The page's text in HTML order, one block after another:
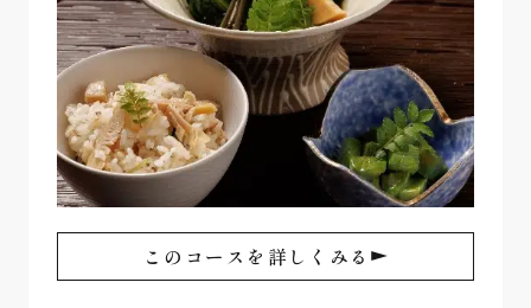
このコースを詳しくみる